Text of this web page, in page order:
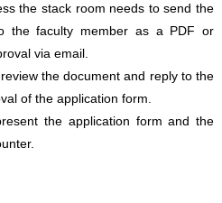
the stack room needs to send the
the faculty member as a PDF or
via email.
the document and reply to the
of the application form.
the application form and the